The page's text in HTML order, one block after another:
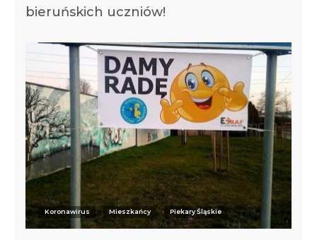
bieruńskich uczniów!
Koronawirus Mieszkańcy Piekary Śląskie